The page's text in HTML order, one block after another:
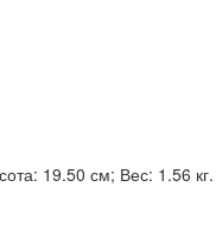
19.50 см; Вес: 1.56 кг.